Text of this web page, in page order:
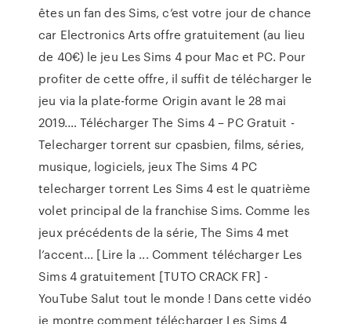
êtes un fan des Sims, c’est votre jour de chance
car Electronics Arts offre gratuitement (au lieu
de 40€) le jeu Les Sims 4 pour Mac et PC. Pour
profiter de cette offre, il suffit de télécharger le
jeu via la plate-forme Origin avant le 28 mai
2019.… Télécharger The Sims 4 – PC Gratuit -
Telecharger torrent sur cpasbien, films, séries,
musique, logiciels, jeux The Sims 4 PC
telecharger torrent Les Sims 4 est le quatrième
volet principal de la franchise Sims. Comme les
jeux précédents de la série, The Sims 4 met
l’accent... [Lire la ... Comment télécharger Les
Sims 4 gratuitement [TUTO CRACK FR] -
YouTube Salut tout le monde ! Dans cette vidéo
je montre comment télécharger Les Sims 4